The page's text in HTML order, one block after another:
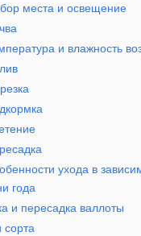
места и освещение
и влажность
ухода в
года
и пересадка валлоты